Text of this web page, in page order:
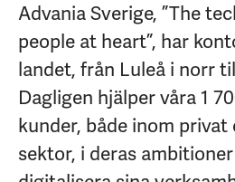
Advania Sverige, ”The
people at heart”, har
landet, från Luleå i norr
Dagligen hjälper våra 1
kunder, både inom
sektor, i deras